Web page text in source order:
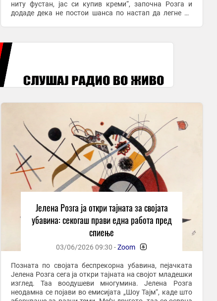
ниту фустан, јас си купив креми“, започна Розга и
додаде дека не постои шанса по настап да легне во
Јелена Розга ја откри тајната за својата
убавина: секогаш прави една работа пред
спиење
03/06/2026 09:30 -Zoom -
Позната по својата беспрекорна убавина, пејачката
Јелена Розга сега ја откри тајната на својот младешки
изглед. Таа воодушеви многумина. Јелена Розга
неодамна се појави во емисијата „Шоу Тајм“, каде што